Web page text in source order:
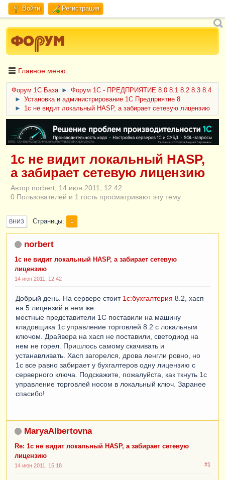
Войти Регистрация
Главное меню
Форум 1C База ►
Форум 1С - ПРЕДПРИЯТИЕ 8.0 8.1 8.2 8.3 8.4
►
Установка и администрирование 1С Предприятие 8
►
1с не видит локальный HASP, а забирает сетевую лицензию
ERID: CQH36pWzJqVJD4xVLsnhcU4hVPNjkBZe8KKxjJiYySyZAz
1с не видит локальный HASP,
а забирает сетевую лицензию
Автор norbert, 14 июн 2011, 12:42
0 Пользователей и 1 гость просматривают эту тему.
ВНИЗ Страницы 1
norbert
1с не видит локальный HASP, а забирает сетевую
лицензию
14 июн 2011, 12:42
Добрый день. На сервере стоит 1с:бухгалтерия 8.2, хасп
на 5 лицензий в нем же.
местные представители 1С поставили на машину
кладовщика 1с управление торговлей 8.2 с локальным
ключом. Драйвера на хасп не поставили, светодиод на
нем не горел. Пришлось самому скачивать и
устанавливать. Хасп загорелся, дрова ленгли ровно, но
1с все равно забирает у бухгалтеров одну лицензию с
серверного ключа. Подскажите, пожалуйста, как ткнуть 1с
управление торговлей носом в локальный ключ. Заранее
спасибо!
MaryaAlbertovna
Re: 1с не видит локальный HASP, а забирает сетевую
лицензию
#1
14 июн 2011, 15:18